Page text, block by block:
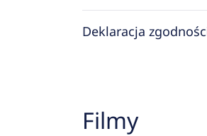
Deklaracja
Filmy